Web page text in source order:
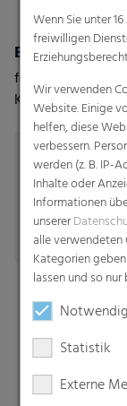
für
Küchenabfälle
Wenn Sie unter
freiwilligen
Wir verwenden
Website. Einige
helfen, diese
verbessern.
werden (z. B. IP-
Inhalte oder
Informationen
unserer
alle verwendeten
Kategorien
lassen und so
Statistik
Externe